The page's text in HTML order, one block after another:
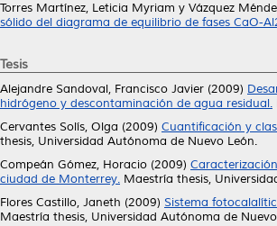
Torres Martínez, Leticia Myriam y Vázquez
sólido del diagrama de equilibrio de fases CaO-
Tesis
Alejandre Sandoval, Francisco Javier (2009)
hidrógeno y descontaminación de agua residual.
Cervantes Solís, Olga (2009) Cuantificación y
thesis, Universidad Autónoma de Nuevo León.
Compeán Gómez, Horacio (2009)
ciudad de Monterrey. Maestría thesis,
Flores Castillo, Janeth (2009) Sistema
Maestría thesis, Universidad Autónoma de